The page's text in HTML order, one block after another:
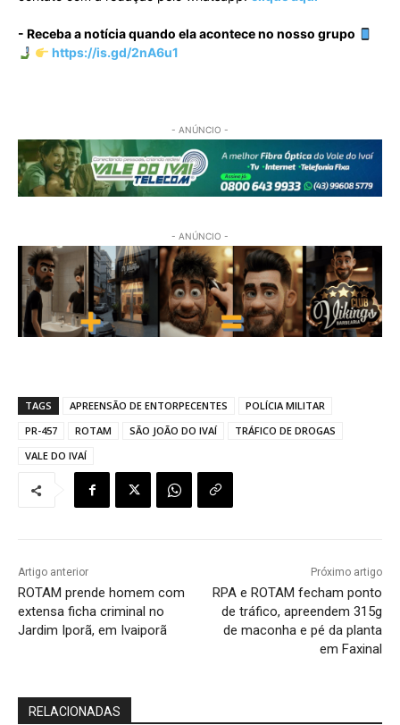
- Receba a notícia quando ela acontece no nosso grupo
https://is.gd/2nA6u1
- ANÚNCIO -
- ANÚNCIO -
TAGS APREENSÃO DE ENTORPECENTES
POLÍCIA MILITAR
PR-457
ROTAM SÃO JOÃO DO IVAÍ
TRÁFICO DE DROGAS
VALE DO IVAÍ
Artigo anterior
ROTAM prende homem com
extensa ficha criminal no
Jardim Iporã, em Ivaiporã
Próximo artigo
RPA e ROTAM fecham ponto
de tráfico, apreendem 315g
de maconha e pé da planta
em Faxinal
RELACIONADAS